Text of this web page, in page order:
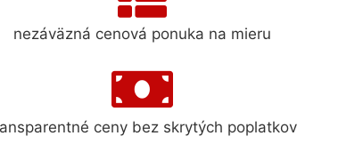
nezáväzná cenová ponuka na mieru
ceny bez skrytých poplatkov